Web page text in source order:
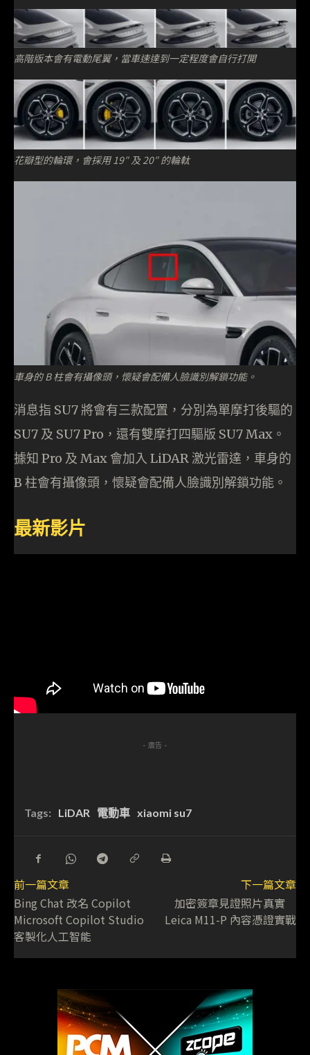
高階版本會有電動尾翼，當車速達到一定程度會自行打開
花瓣型的輪環，會採用 19″ 及 20″ 的輪軚
車身的 B 柱會有攝像頭，懷疑會配備人臉識別解鎖功能。
消息指 SU7 將會有三款配置，分別為單摩打後驅的
SU7 及 SU7 Pro，還有雙摩打四驅版 SU7 Max。
據知 Pro 及 Max 會加入 LiDAR 激光雷達，車身的
B 柱會有攝像頭，懷疑會配備人臉識別解鎖功能。
最新影片
- 廣告 -
Tags: LiDAR 電動車 xiaomi su7
前一篇文章
Bing Chat 改名 Copilot
Microsoft Copilot Studio
客製化人工智能
下一篇文章
加密簽章見證照片真實
Leica M11-P 內容憑證實戰